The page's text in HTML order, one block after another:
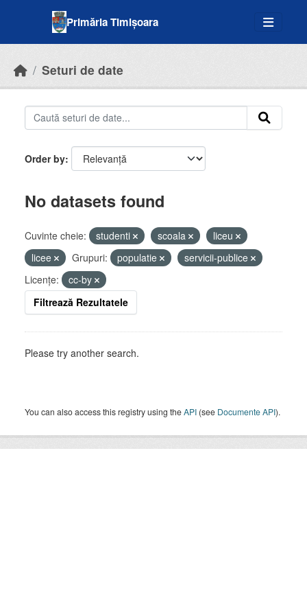
Primăria Timișoara
Seturi de date
Order by
No datasets found
Cuvinte cheie: studenti scoala
liceu
licee
Grupuri: populatie
servicii-publice
Licenţe:
cc-by
Filtrează Rezultatele
Please try another search.
You can also access this registry using theAPI (see Documente API).